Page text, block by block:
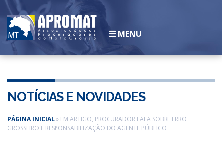
MENU
História
Legislação
Diretoria
Associados
Galeria de Ex-presidentes
NOTÍCIAS E NOVIDADES
PÁGINA INICIAL» EM ARTIGO, PROCURADOR FALA SOBRE ERRO
GROSSEIRO E RESPONSABILIZAÇÃO DO AGENTE PÚBLICO